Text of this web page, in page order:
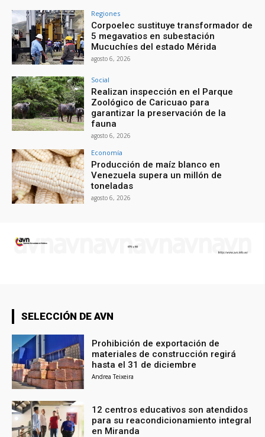
Regiones
Corpoelec sustituye transformador de
5 megavatios en subestación
Mucuchíes del estado Mérida
agosto 6, 2026
Social
Realizan inspección en el Parque
Zoológico de Caricuao para
garantizar la preservación de la
fauna
agosto 6, 2026
Economía
Producción de maíz blanco en
Venezuela supera un millón de
toneladas
agosto 6, 2026
SELECCIÓN DE AVN
Prohibición de exportación de
materiales de construcción regirá
hasta el 31 de diciembre
Andrea Teixeira
12 centros educativos son atendidos
para su reacondicionamiento integral
en Miranda